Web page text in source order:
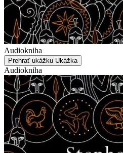
Audiokniha
Prehrať ukážku Ukážka
Audiokniha